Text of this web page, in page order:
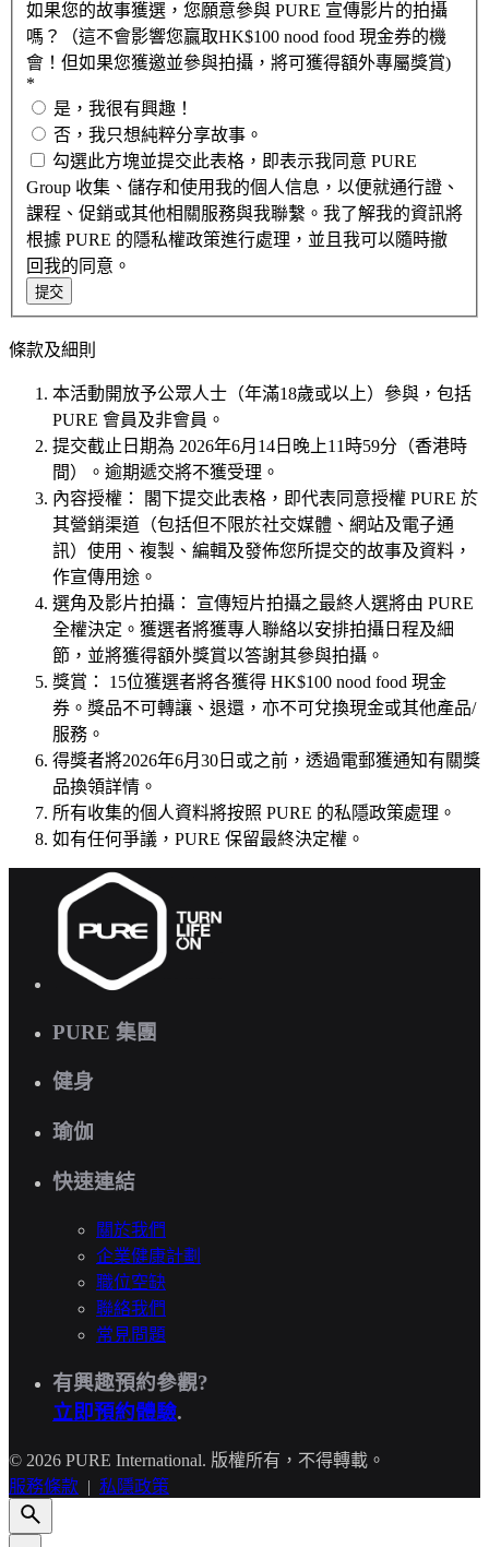
如果您的故事獲選，您願意參與 PURE 宣傳影片的拍攝
嗎？（這不會影響您贏取HK$100 nood food 現金券的機
會！但如果您獲邀並參與拍攝，將可獲得額外專屬獎賞)
*
是，我很有興趣！
否，我只想純粹分享故事。
勾選此方塊並提交此表格，即表示我同意 PURE
Group 收集、儲存和使用我的個人信息，以便就通行證、
課程、促銷或其他相關服務與我聯繫。我了解我的資訊將
根據 PURE 的隱私權政策進行處理，並且我可以隨時撤
回我的同意。
提交
條款及細則
本活動開放予公眾人士（年滿18歲或以上）參與，包括
PURE 會員及非會員。
提交截止日期為 2026年6月14日晚上11時59分（香港時
間）。逾期遞交將不獲受理。
內容授權： 閣下提交此表格，即代表同意授權 PURE 於
其營銷渠道（包括但不限於社交媒體、網站及電子通
訊）使用、複製、編輯及發佈您所提交的故事及資料，
作宣傳用途。
選角及影片拍攝： 宣傳短片拍攝之最終人選將由 PURE
全權決定。獲選者將獲專人聯絡以安排拍攝日程及細
節，並將獲得額外獎賞以答謝其參與拍攝。
獎賞： 15位獲選者將各獲得 HK$100 nood food 現金
券 。獎品不可轉讓、退還，亦不可兌換現金或其他產品/
服務。
得獎者將2026年6月30日或之前，透過電郵獲通知有關獎
品換領詳情。
所有收集的個人資料將按照 PURE 的私隱政策處理。
如有任何爭議，PURE 保留最終決定權。
PURE 集團
健身
瑜伽
快速連結
關於我們
企業健康計劃
職位空缺
聯絡我們
常見問題
有興趣預約參觀?
立即預約體驗.
© 2026 PURE International. 版權所有，不得轉載。
服務條款 | 私隱政策